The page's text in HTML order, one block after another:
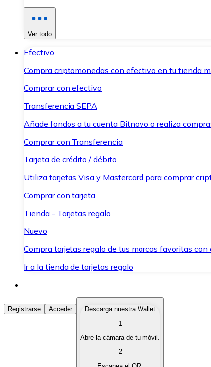
Ver todo
Efectivo
Compra criptomonedas con efectivo en tu tienda
Comprar con efectivo
Transferencia SEPA
Añade fondos a tu cuenta Bitnovo o realiza
Comprar con Transferencia
Tarjeta de crédito / débito
Utiliza tarjetas Visa y Mastercard para comprar
Comprar con tarjeta
Tienda - Tarjetas regalo
Nuevo
Compra tarjetas regalo de tus marcas favoritas con
Ir a la tienda de tarjetas regalo
Comprar Criptomonedas
Compra criptomonedas con diferentes métodos de
Vende tus criptomonedas de forma rápida y segura.
Registrarse Acceder
Descarga nuestra Wallet
1
Abre la cámara de tu móvil.
2